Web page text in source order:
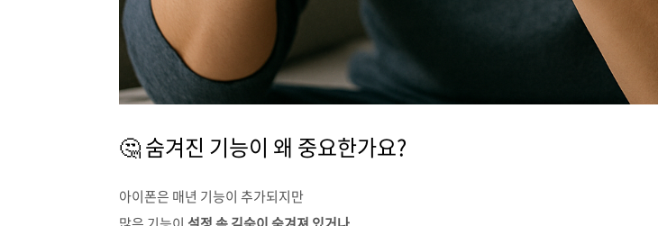
🤔 숨겨진 기능이 왜 중요한가요?
아이폰은 매년 기능이 추가되지만